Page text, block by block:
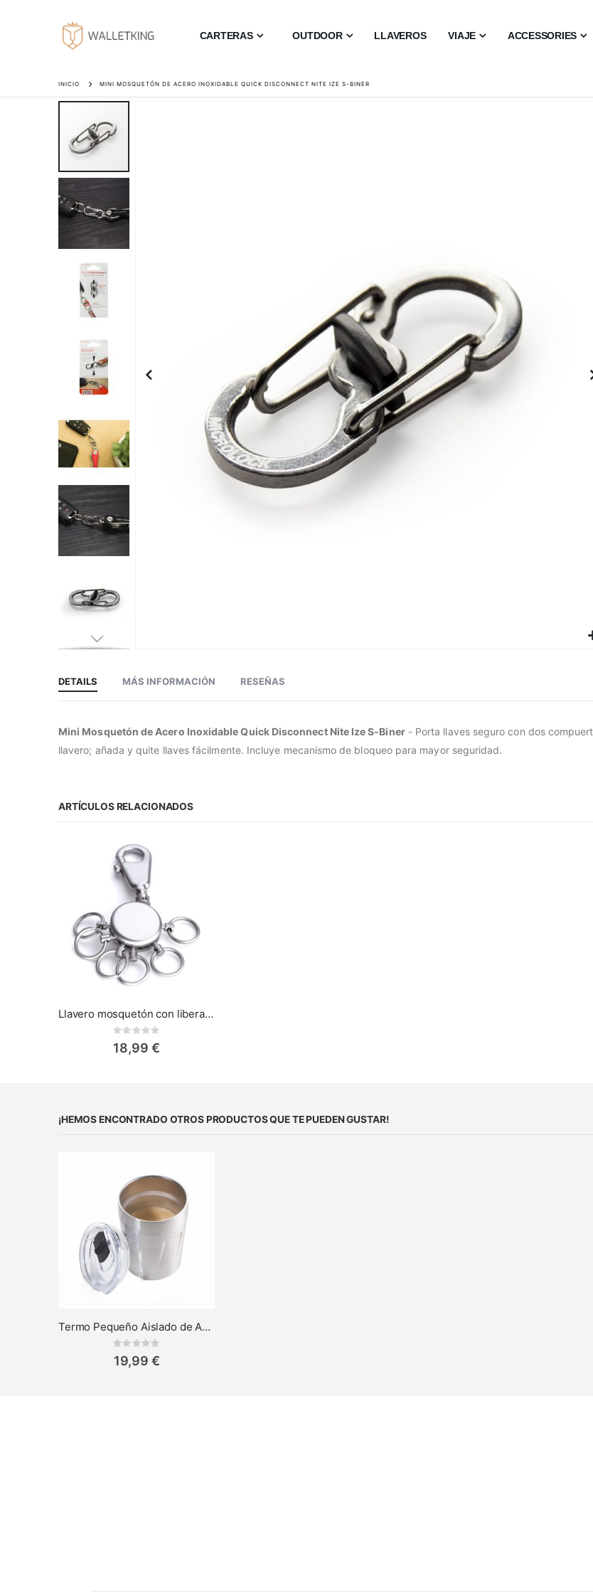
CARTERAS OUTDOOR LLAVEROS VIAJE ACCESSORIES
INICIO MINI MOSQUETÓN DE ACERO INOXIDABLE QUICK DISCONNECT NITE IZE S-BINER
Saltar
galería
Saltar
de
la
galería
de
DETAILS
Mini Mosquetón de Acero Inoxidable Quick Disconnect Nite Ize S-Biner- Porta llaves seguro con dos
llavero; añada y quite llaves fácilmente. Incluye mecanismo de bloqueo para mayor seguridad.
MÁS INFORMACIÓN RESEÑAS
ARTÍCULOS RELACIONADOS
Llavero mosquetón con liberación rápida - Troika Patent
Rating:
18,99 €
¡HEMOS ENCONTRADO OTROS PRODUCTOS QUE TE PUEDEN GUSTAR!
Termo Pequeño Aislado de Acero Inoxidable Troika Espresso Doppio
Rating:
19,99 €